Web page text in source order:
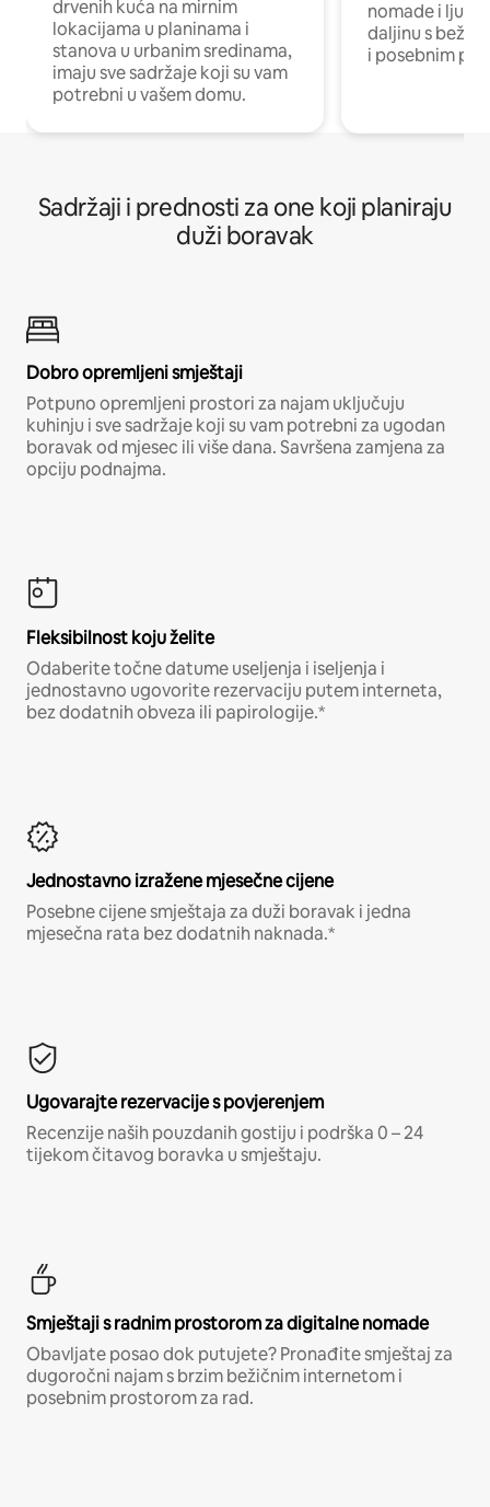
drvenih kuća na mirnim
lokacijama u planinama i
stanova u urbanim sredinama,
imaju sve sadržaje koji su vam
potrebni u vašem domu.
nomade i ljude
daljinu s
i posebnim
Sadržaji i prednosti za one koji planiraju
duži boravak
Dobro opremljeni smještaji
Potpuno opremljeni prostori za najam uključuju
kuhinju i sve sadržaje koji su vam potrebni za ugodan
boravak od mjesec ili više dana. Savršena zamjena za
opciju podnajma.
Fleksibilnost koju želite
Odaberite točne datume useljenja i iseljenja i
jednostavno ugovorite rezervaciju putem interneta,
bez dodatnih obveza ili papirologije.*
Jednostavno izražene mjesečne cijene
Posebne cijene smještaja za duži boravak i jedna
mjesečna rata bez dodatnih naknada.*
Ugovarajte rezervacije s povjerenjem
Recenzije naših pouzdanih gostiju i podrška 0 – 24
tijekom čitavog boravka u smještaju.
Smještaji s radnim prostorom za digitalne nomade
Obavljate posao dok putujete? Pronađite smještaj za
dugoročni najam s brzim bežičnim internetom i
posebnim prostorom za rad.